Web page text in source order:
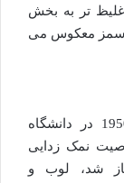
تر به بخش
اسمز معکوس می
تحقیق در مورد اسمز معکوس در سال 1950 در دانشگاه
نمک زدایی
شد، لوب و